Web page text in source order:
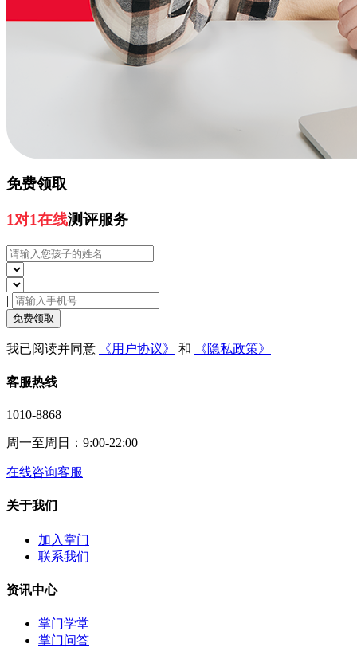
免费领取
1对1在线测评服务
|
免费领取
我已阅读并同意 《用户协议》 和 《隐私政策》
客服热线
1010-8868
周一至周日：9:00-22:00
在线咨询客服
关于我们
加入掌门
联系我们
资讯中心
掌门学堂
掌门问答